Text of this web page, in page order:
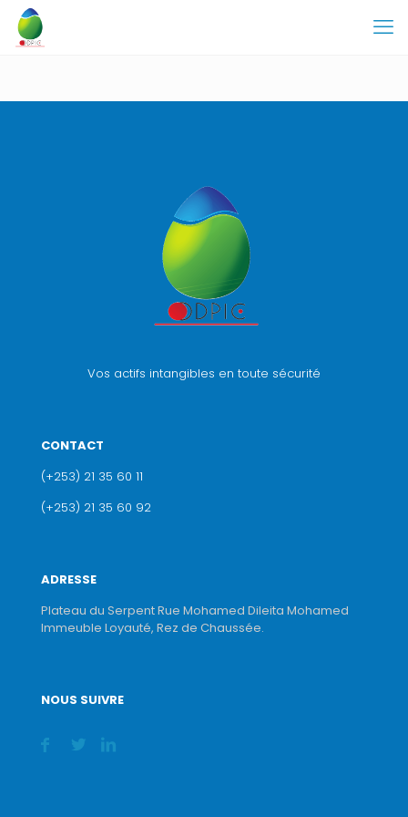
Vos actifs intangibles en toute sécurité
CONTACT
(+253) 21 35 60 11
(+253) 21 35 60 92
ADRESSE
Plateau du Serpent Rue Mohamed Dileita Mohamed
Immeuble Loyauté, Rez de Chaussée.
NOUS SUIVRE